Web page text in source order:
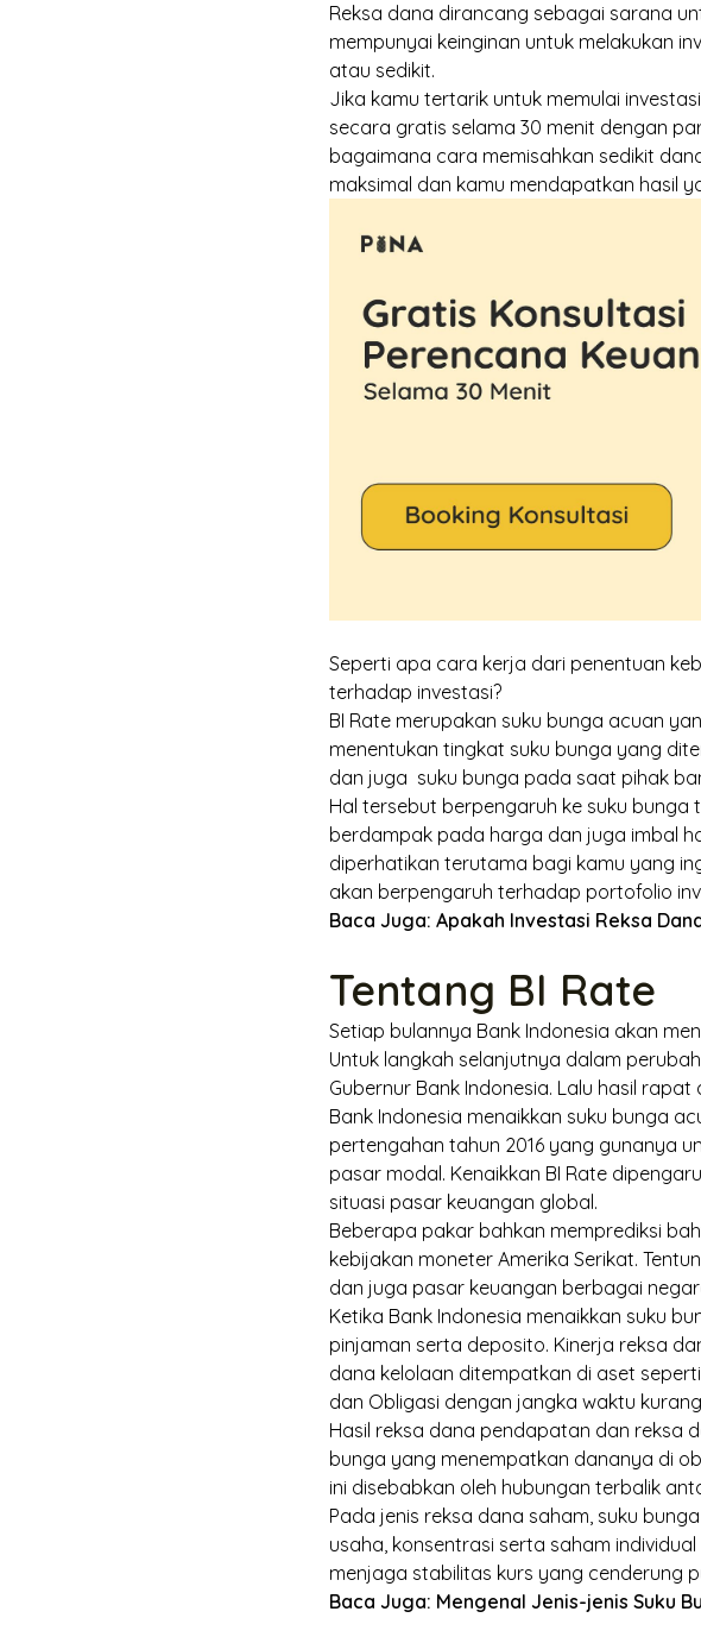
Reksa dana dirancang sebagai sarana
mempunyai keinginan untuk melakukan
atau sedikit.
Jika kamu tertarik untuk memulai
secara gratis selama 30 menit dengan
bagaimana cara memisahkan sedikit
maksimal dan kamu mendapatkan hasil
Seperti apa cara kerja dari penentuan
terhadap investasi?
BI Rate merupakan suku bunga acuan
menentukan tingkat suku bunga yang
dan juga suku bunga pada saat pihak
Hal tersebut berpengaruh ke suku
berdampak pada harga dan juga imbal
diperhatikan terutama bagi kamu yang
akan berpengaruh terhadap portofolio
Baca Juga:Apakah Investasi Reksa
Tentang BI Rate
Setiap bulannya Bank Indonesia akan
Untuk langkah selanjutnya dalam
Gubernur Bank Indonesia. Lalu hasil
Bank Indonesia menaikkan suku bunga
pertengahan tahun 2016 yang gunanya
pasar modal. Kenaikkan BI Rate
situasi pasar keuangan global.
Beberapa pakar bahkan memprediksi
kebijakan moneter Amerika Serikat.
dan juga pasar keuangan berbagai
Ketika Bank Indonesia menaikkan suku
pinjaman serta deposito. Kinerja reksa
dana kelolaan ditempatkan di aset
dan Obligasi dengan jangka waktu
Hasil reksa dana pendapatan dan reksa
bunga yang menempatkan dananya di
ini disebabkan oleh hubungan terbalik
Pada jenis reksa dana saham, suku
usaha, konsentrasi serta saham
menjaga stabilitas kurs yang cenderung
Baca Juga: Mengenal Jenis-jenis Suku